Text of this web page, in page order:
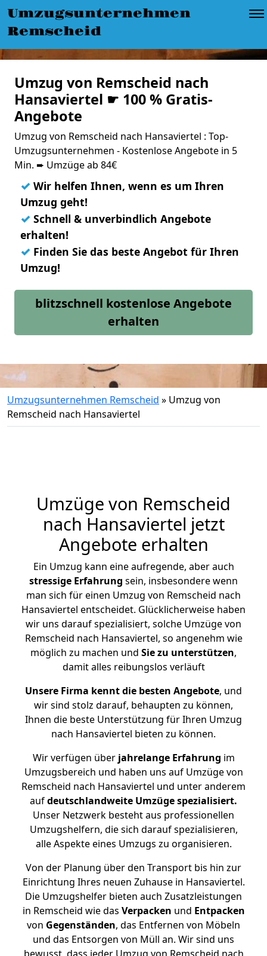
Umzugsunternehmen
Remscheid
Umzug von Remscheid nach
Hansaviertel ☛ 100 % Gratis-
Angebote
Umzug von Remscheid nach Hansaviertel : Top-
Umzugsunternehmen - Kostenlose Angebote in 5
Min. ➨ Umzüge ab 84€
✓ Wir helfen Ihnen, wenn es um Ihren
Umzug geht!
✓ Schnell & unverbindlich Angebote
erhalten!
✓ Finden Sie das beste Angebot für Ihren
Umzug!
blitzschnell kostenlose Angebote
erhalten
Umzugsunternehmen Remscheid » Umzug von
Remscheid nach Hansaviertel
Umzüge von Remscheid
nach Hansaviertel jetzt
Angebote erhalten
Ein Umzug kann eine aufregende, aber auch
stressige Erfahrung sein, insbesondere wenn
man sich für einen Umzug von Remscheid nach
Hansaviertel entscheidet. Glücklicherweise haben
wir uns darauf spezialisiert, solche Umzüge von
Remscheid nach Hansaviertel, so angenehm wie
möglich zu machen und Sie zu unterstützen,
damit alles reibungslos verläuft
Unsere Firma kennt die besten Angebote, und
wir sind stolz darauf, behaupten zu können,
Ihnen die beste Unterstützung für Ihren Umzug
nach Hansaviertel bieten zu können.
Wir verfügen überjahrelange Erfahrung im
Umzugsbereich und haben uns auf Umzüge von
Remscheid nach Hansaviertel und unter anderem
aufdeutschlandweite Umzüge spezialisiert.
Unser Netzwerk besteht aus professionellen
Umzugshelfern, die sich darauf spezialisieren,
alle Aspekte eines Umzugs zu organisieren.
Von der Planung über den Transport bis hin zur
Einrichtung Ihres neuen Zuhause in Hansaviertel.
Die Umzugshelfer bieten auch Zusatzleistungen
in Remscheid wie das Verpacken und Entpacken
von Gegenständen, das Entfernen von Möbeln
und das Entsorgen von Müll an. Wir sind uns